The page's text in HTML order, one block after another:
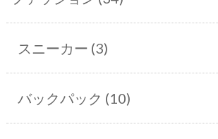
スニーカー (3)
バックパック (10)